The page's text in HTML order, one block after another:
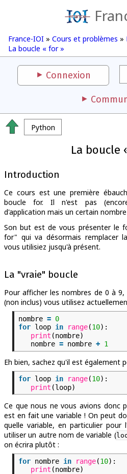
France-IOI » Cours et problèmes »
La boucle « for »
Connexion
Python
La boucle
Introduction
Ce cours est une première
boucle for. Il n'est pas
d'application mais un certain
Son but est de vous présenter le
for" qui va désormais remplacer
vous utilisiez jusqu'à présent.
La "vraie" boucle
Pour afficher les nombres de 0 à
(non inclus) vous utilisez
nombre = 0
for loop in range(10):
print (nombre)
nombre = nombre + 1
Eh bien, sachez qu'il est également
for loop in range(10):
print (loop)
Ce que nous ne vous avions donc
est en fait une variable ! On peut
quelle variable, en particulier pour
utiliser un autre nom de variable (
on écrira plutôt :
for nombre in range(10):
print (nombre)